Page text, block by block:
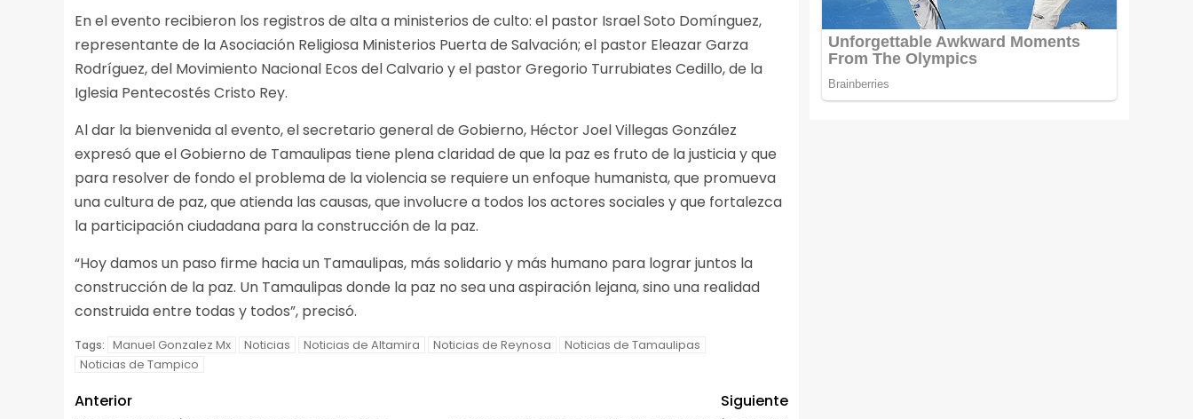
En el evento recibieron los registros de alta a ministerios de culto: el pastor Israel Soto Domínguez,
representante de la Asociación Religiosa Ministerios Puerta de Salvación; el pastor Eleazar Garza
Rodríguez, del Movimiento Nacional Ecos del Calvario y el pastor Gregorio Turrubiates Cedillo, de la
Iglesia Pentecostés Cristo Rey.
Al dar la bienvenida al evento, el secretario general de Gobierno, Héctor Joel Villegas González
expresó que el Gobierno de Tamaulipas tiene plena claridad de que la paz es fruto de la justicia y que
para resolver de fondo el problema de la violencia se requiere un enfoque humanista, que promueva
una cultura de paz, que atienda las causas, que involucre a todos los actores sociales y que fortalezca
la participación ciudadana para la construcción de la paz.
“Hoy damos un paso firme hacia un Tamaulipas, más solidario y más humano para lograr juntos la
construcción de la paz. Un Tamaulipas donde la paz no sea una aspiración lejana, sino una realidad
construida entre todas y todos”, precisó.
Tags: Manuel Gonzalez Mx Noticias Noticias de Altamira Noticias de Reynosa
Noticias de Tamaulipas
Noticias de Tampico
Anterior
Siguiente